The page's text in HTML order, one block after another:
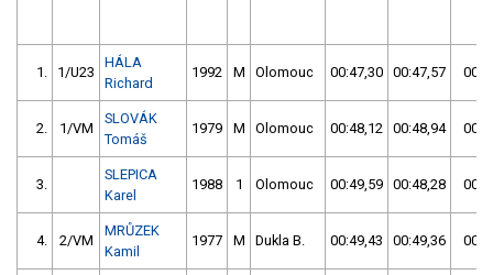
1. 1/U23
HÁLA
Richard
1992 M Olomouc 00:47,30 00:47,57
2. 1/VM
SLOVÁK
Tomáš
1979 M Olomouc 00:48,12 00:48,94
3.
SLEPICA
Karel
1988 1 Olomouc 00:49,59 00:48,28
4. 2/VM
MRŮZEK
Kamil
1977 M Dukla B. 00:49,43 00:49,36